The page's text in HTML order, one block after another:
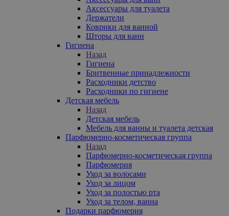
Аксессуары для туалета
Держатели
Коврики для ванной
Шторы для ванн
Гигиена
Назад
Гигиена
Бритвенные принадлежности
Расходники детство
Расходники по гигиене
Детская мебель
Назад
Детская мебель
Мебель для ванны и туалета детская
Парфюмерно-косметическая группа
Назад
Парфюмерно-косметическая группа
Парфюмерия
Уход за волосами
Уход за лицом
Уход за полостью рта
Уход за телом, ванна
Подарки парфюмерия